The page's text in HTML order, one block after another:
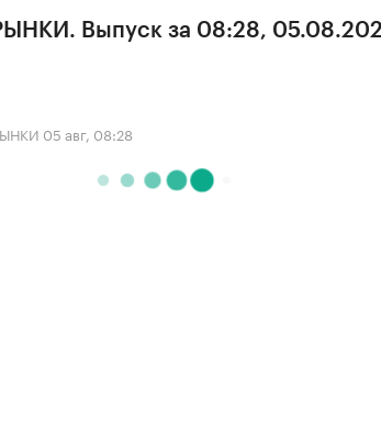
Выпуск за 08:28,
05 авг, 08:28